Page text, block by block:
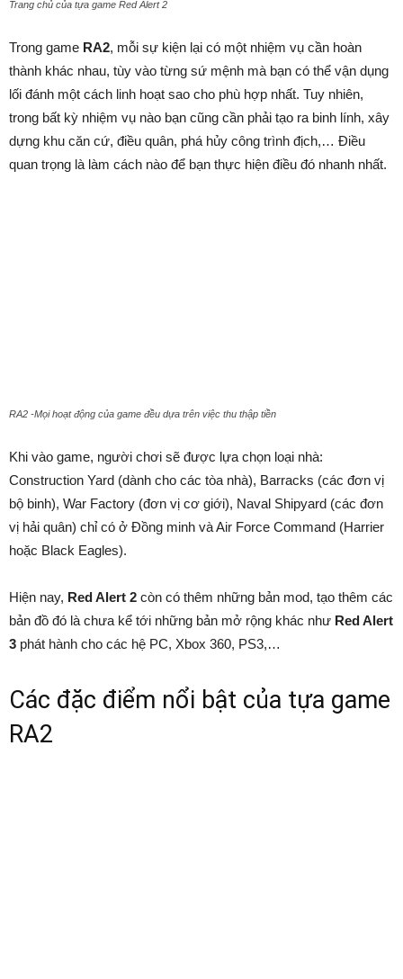
Trang chủ của tựa game Red Alert 2
Trong game RA2, mỗi sự kiện lại có một nhiệm vụ cần hoàn
thành khác nhau, tùy vào từng sứ mệnh mà bạn có thể vận dụng
lối đánh một cách linh hoạt sao cho phù hợp nhất. Tuy nhiên,
trong bất kỳ nhiệm vụ nào bạn cũng cần phải tạo ra binh lính, xây
dựng khu căn cứ, điều quân, phá hủy công trình địch,… Điều
quan trọng là làm cách nào để bạn thực hiện điều đó nhanh nhất.
RA2 -Mọi hoạt động của game đều dựa trên việc thu thập tiền
Khi vào game, người chơi sẽ được lựa chọn loại nhà:
Construction Yard (dành cho các tòa nhà), Barracks (các đơn vị
bộ binh), War Factory (đơn vị cơ giới), Naval Shipyard (các đơn
vị hải quân) chỉ có ở Đồng minh và Air Force Command (Harrier
hoặc Black Eagles).
Hiện nay, Red Alert 2 còn có thêm những bản mod, tạo thêm các
bản đồ đó là chưa kể tới những bản mở rộng khác như Red Alert
3 phát hành cho các hệ PC, Xbox 360, PS3,…
Các đặc điểm nổi bật của tựa game
RA2